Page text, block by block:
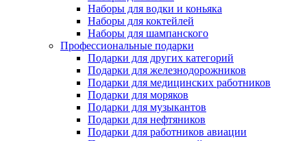
Наборы для водки и коньяка
Наборы для коктейлей
Наборы для шампанского
Профессиональные подарки
Подарки для других категорий
Подарки для железнодорожников
Подарки для медицинских работников
Подарки для моряков
Подарки для музыкантов
Подарки для нефтяников
Подарки для работников авиации